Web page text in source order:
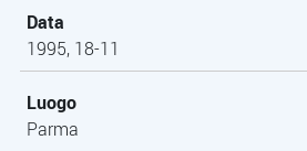
Data
1995, 18-11
Luogo
Parma